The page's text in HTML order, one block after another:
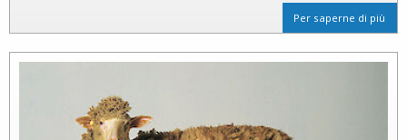
Per saperne di più